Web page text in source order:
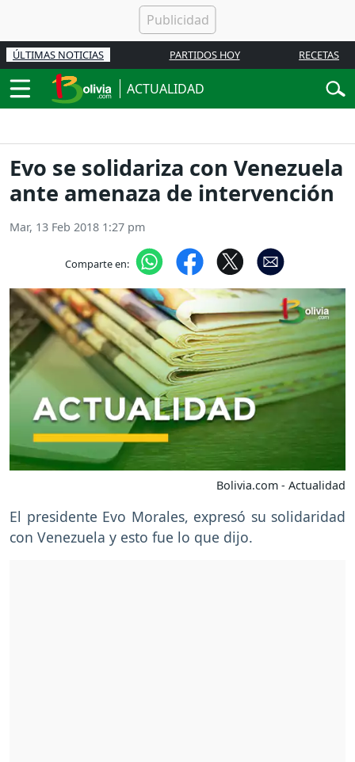
ÚLTIMAS NOTICIAS PARTIDOS HOY RECETAS
ACTUALIDAD
Evo se solidariza con Venezuela
ante amenaza de intervención
Mar, 13 Feb 2018 1:27 pm
Comparte en:
Bolivia.com - Actualidad
El presidente Evo Morales, expresó su solidaridad
con Venezuela y esto fue lo que dijo.